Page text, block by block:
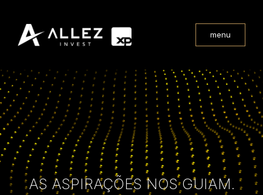
menu
AS ASPIRAÇÕES NOS GUIAM.